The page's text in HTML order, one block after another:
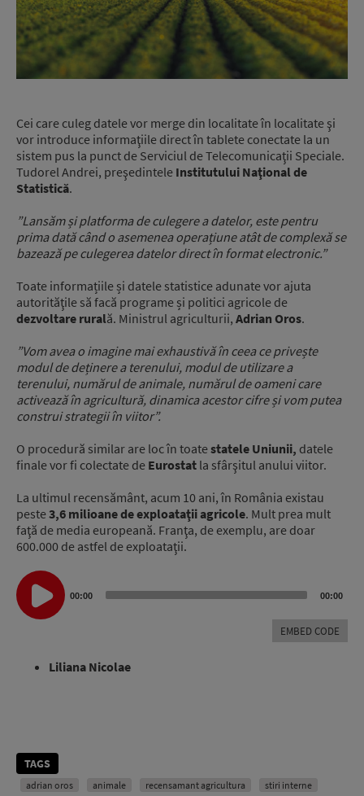
Cei care culeg datele vor merge din localitate în localitate şi
vor introduce informaţiile direct în tablete conectate la un
sistem pus la punct de Serviciul de Telecomunicaţii Speciale.
Tudorel Andrei, preşedintele Institutului Naţional de
Statistică.
”Lansăm și platforma de culegere a datelor, este pentru
prima dată când o asemenea operațiune atât de complexă se
bazează pe culegerea datelor direct în format electronic.”
Toate informațiile și datele statistice adunate vor ajuta
autorităţile să facă programe și politici agricole de
dezvoltare rurală. Ministrul agriculturii, Adrian Oros.
”Vom avea o imagine mai exhaustivă în ceea ce privește
modul de deținere a terenului, modul de utilizare a
terenului, numărul de animale, numărul de oameni care
activează în agricultură, dinamica acestor cifre și vom putea
construi strategii în viitor”.
O procedură similar are loc în toatestatele Uniunii, datele
finale vor fi colectate de Eurostat la sfârşitul anului viitor.
La ultimul recensământ, acum 10 ani, în România existau
peste3,6 milioane de exploataţii agricole. Mult prea mult
faţă de media europeană. Franţa, de exemplu, are doar
600.000 de astfel de exploataţii.
Audio
Player
00:00 00:00
EMBED CODE
Liliana Nicolae
TAGS
adrian oros animale recensamant agricultura stiri interne